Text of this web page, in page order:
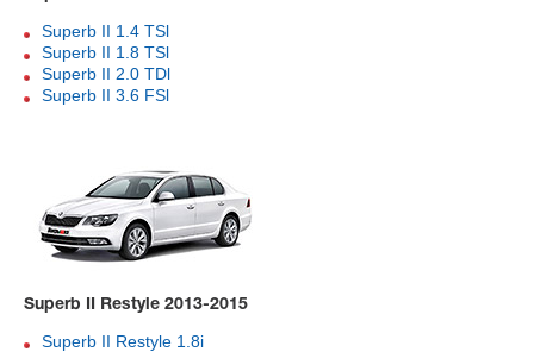
Superb II 1.4 TSl
Superb II 1.8 TSl
Superb II 2.0 TDl
Superb II 3.6 FSl
Superb II Restyle 2013-2015
Superb II Restyle 1.8i